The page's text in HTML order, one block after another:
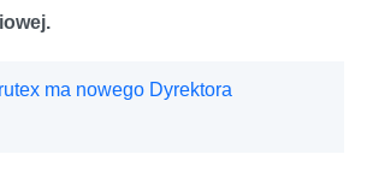
ma nowego Dyrektora